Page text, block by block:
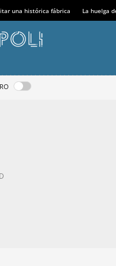
una histórica fábrica La huelga